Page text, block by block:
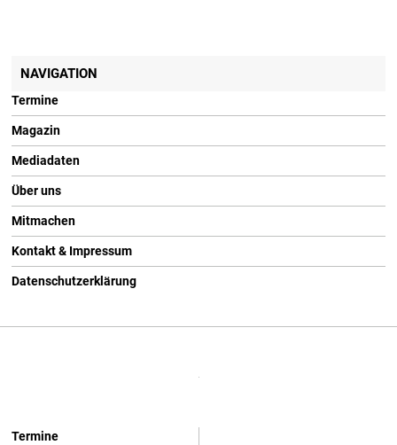
NAVIGATION
Termine
Magazin
Mediadaten
Über uns
Mitmachen
Kontakt & Impressum
Datenschutzerklärung
Termine